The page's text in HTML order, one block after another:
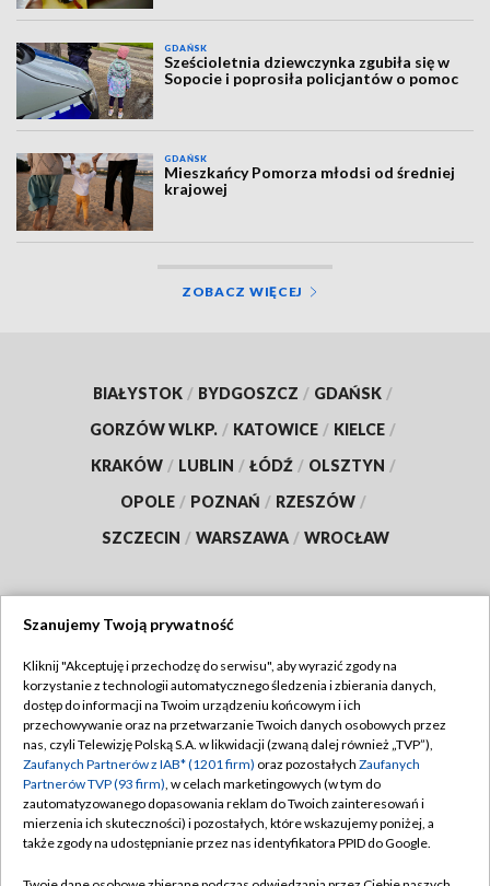
GDAŃSK
Sześcioletnia dziewczynka zgubiła się w
Sopocie i poprosiła policjantów o pomoc
GDAŃSK
Mieszkańcy Pomorza młodsi od średniej
krajowej
ZOBACZ WIĘCEJ
BIAŁYSTOK / BYDGOSZCZ / GDAŃSK /
GORZÓW WLKP. / KATOWICE / KIELCE /
KRAKÓW / LUBLIN / ŁÓDŹ / OLSZTYN /
OPOLE / POZNAŃ / RZESZÓW /
SZCZECIN / WARSZAWA / WROCŁAW
TVP
Abonament TVP
Emisja w TVP
Centrum informacji TVP
Naziemna Telewizja Cyfrowa
Regulamin TVP
Polityka prywatności
Moje zgody
Pomoc
Szanujemy Twoją prywatność
Kliknij "Akceptuję i przechodzę do serwisu", aby wyrazić zgody na
korzystanie z technologii automatycznego śledzenia i zbierania danych,
dostęp do informacji na Twoim urządzeniu końcowym i ich
przechowywanie oraz na przetwarzanie Twoich danych osobowych przez
nas, czyli Telewizję Polską S.A. w likwidacji (zwaną dalej również „TVP”),
Zaufanych Partnerów z IAB* (1201 firm) oraz pozostałych Zaufanych
Partnerów TVP (93 firm), w celach marketingowych (w tym do
zautomatyzowanego dopasowania reklam do Twoich zainteresowań i
mierzenia ich skuteczności) i pozostałych, które wskazujemy poniżej, a
także zgody na udostępnianie przez nas identyfikatora PPID do Google.